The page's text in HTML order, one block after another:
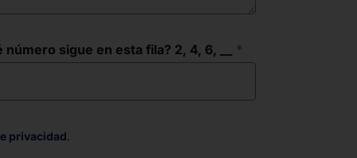
sigue en esta fila? 2, 4, 6, __
privacidad.